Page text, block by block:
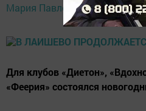
Мария Павлова, 5 января
Для клубов «Диетон»,
«Феерия» состоялся